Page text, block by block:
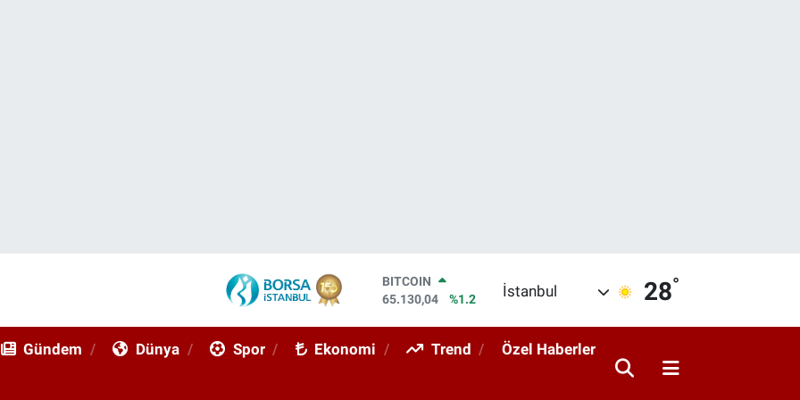
DOLAR
47,7106
%0.17
STERLİN
İstanbul 28°
Gündem Dünya Spor Ekonomi Trend Özel Haberler